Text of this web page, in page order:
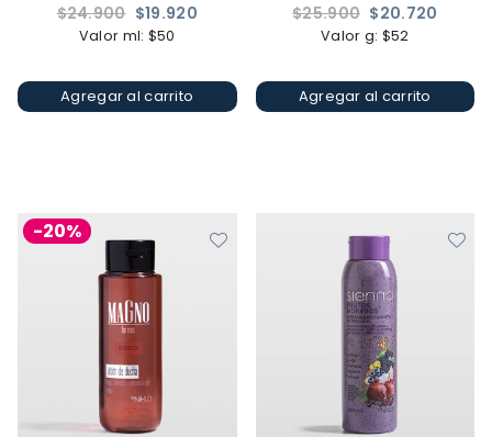
Precio
habitual
$24.900 $19.920
Valor ml: $50
Agregar al carrito
Precio
habitual
$25.900 $20.720
Valor g: $52
Agregar al carrito
-20%